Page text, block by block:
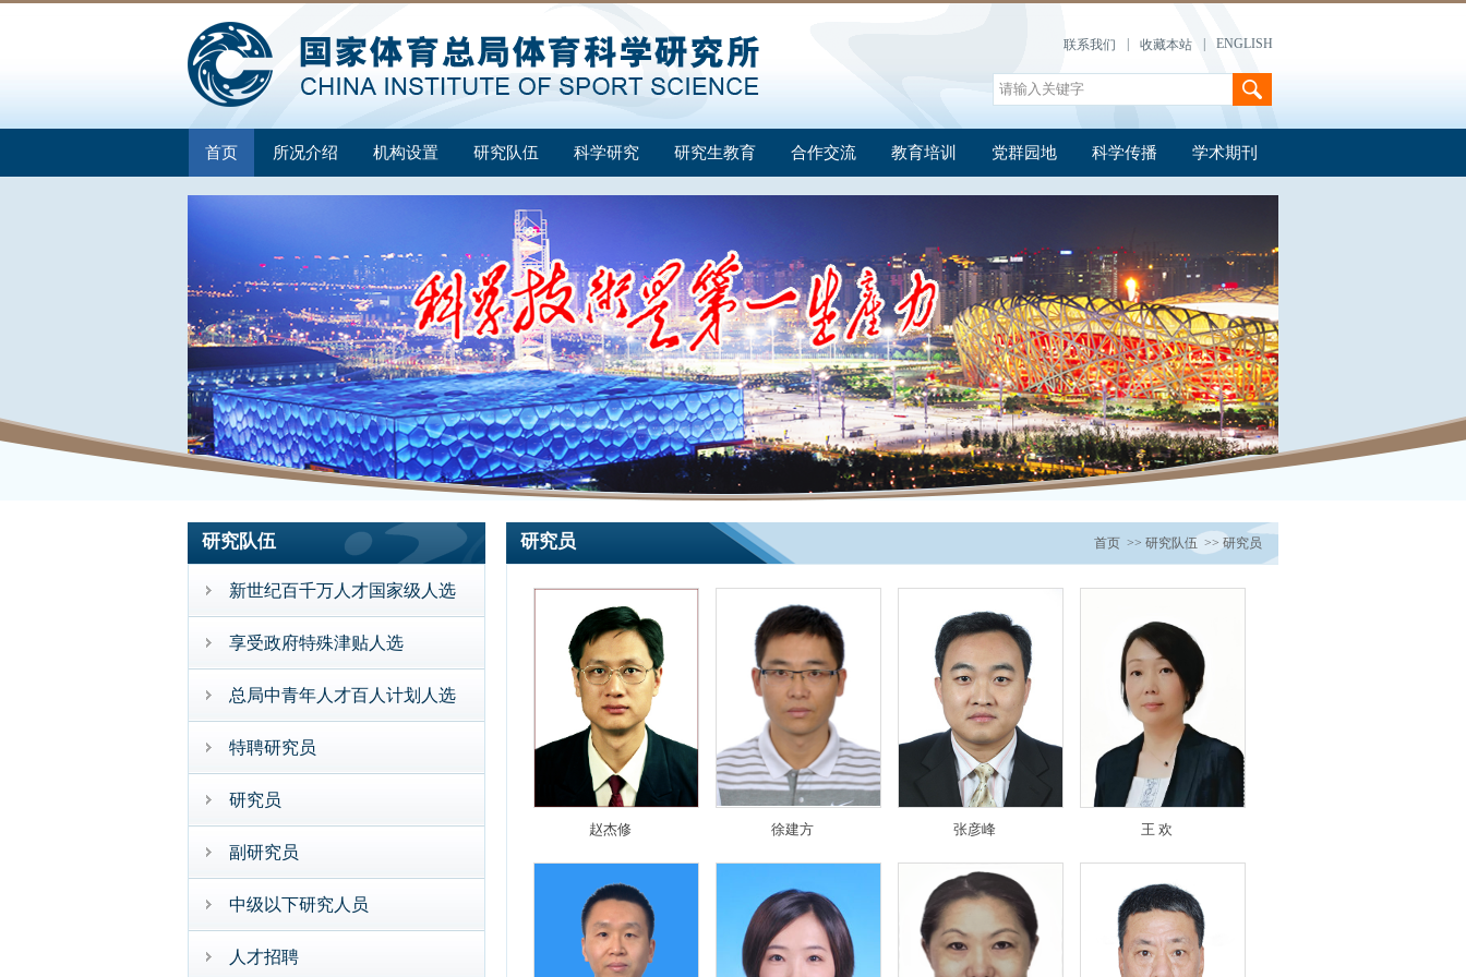
联系我们 收藏本站 ENGLISH
首页 所况介绍 机构设置 研究队伍 科学研究 研究生教育 合作交流 教育培训 党群园地 科学传播 学术期刊
研究队伍
新世纪百千万人才国家级人选
享受政府特殊津贴人选
总局中青年人才百人计划人选
特聘研究员
研究员
副研究员
中级以下研究人员
人才招聘
研究员 首页 >> 研究队伍 >> 研究员
赵杰修 徐建方 张彦峰 王 欢